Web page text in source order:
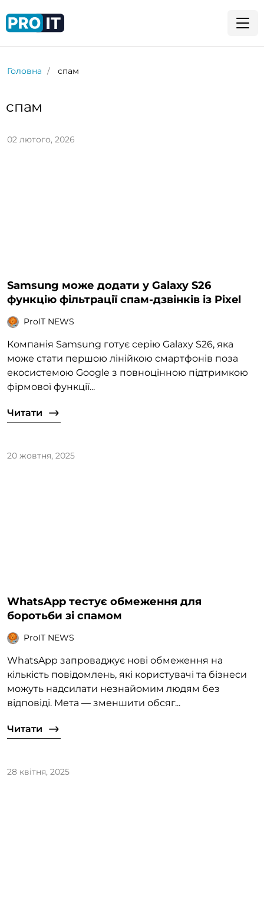
Головна спам
спам
02 лютого, 2026
Samsung може додати у Galaxy S26
функцію фільтрації спам-дзвінків із Pixel
ProIT NEWS
Компанія Samsung готує серію Galaxy S26, яка
може стати першою лінійкою смартфонів поза
екосистемою Google з повноцінною підтримкою
фірмової функції...
Читати
20 жовтня, 2025
WhatsApp тестує обмеження для
боротьби зі спамом
ProIT NEWS
WhatsApp запроваджує нові обмеження на
кількість повідомлень, які користувачі та бізнеси
можуть надсилати незнайомим людям без
відповіді. Мета — зменшити обсяг...
Читати
28 квітня, 2025